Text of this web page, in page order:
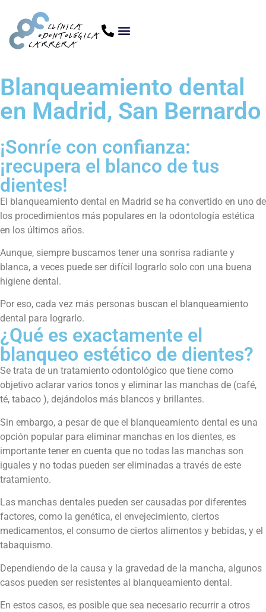
Blanqueamiento dental
en Madrid, San Bernardo
¡Sonríe con confianza:
¡recupera el blanco de tus
dientes!
El blanqueamiento dental en Madrid se ha convertido en uno de
los procedimientos más populares en la odontología estética
en los últimos años.
Aunque, siempre buscamos tener una sonrisa radiante y
blanca, a veces puede ser difícil lograrlo solo con una buena
higiene dental.
Por eso, cada vez más personas buscan el blanqueamiento
dental para lograrlo.
¿Qué es exactamente el
blanqueo estético de dientes?
Se trata de un tratamiento odontológico que tiene como
objetivo aclarar varios tonos y eliminar las manchas de (café,
té, tabaco ), dejándolos más blancos y brillantes.
Sin embargo, a pesar de que el blanqueamiento dental es una
opción popular para eliminar manchas en los dientes, es
importante tener en cuenta que no todas las manchas son
iguales y no todas pueden ser eliminadas a través de este
tratamiento.
Las manchas dentales pueden ser causadas por diferentes
factores, como la genética, el envejecimiento, ciertos
medicamentos, el consumo de ciertos alimentos y bebidas, y el
tabaquismo.
Dependiendo de la causa y la gravedad de la mancha, algunos
casos pueden ser resistentes al blanqueamiento dental.
En estos casos, es posible que sea necesario recurrir a otros